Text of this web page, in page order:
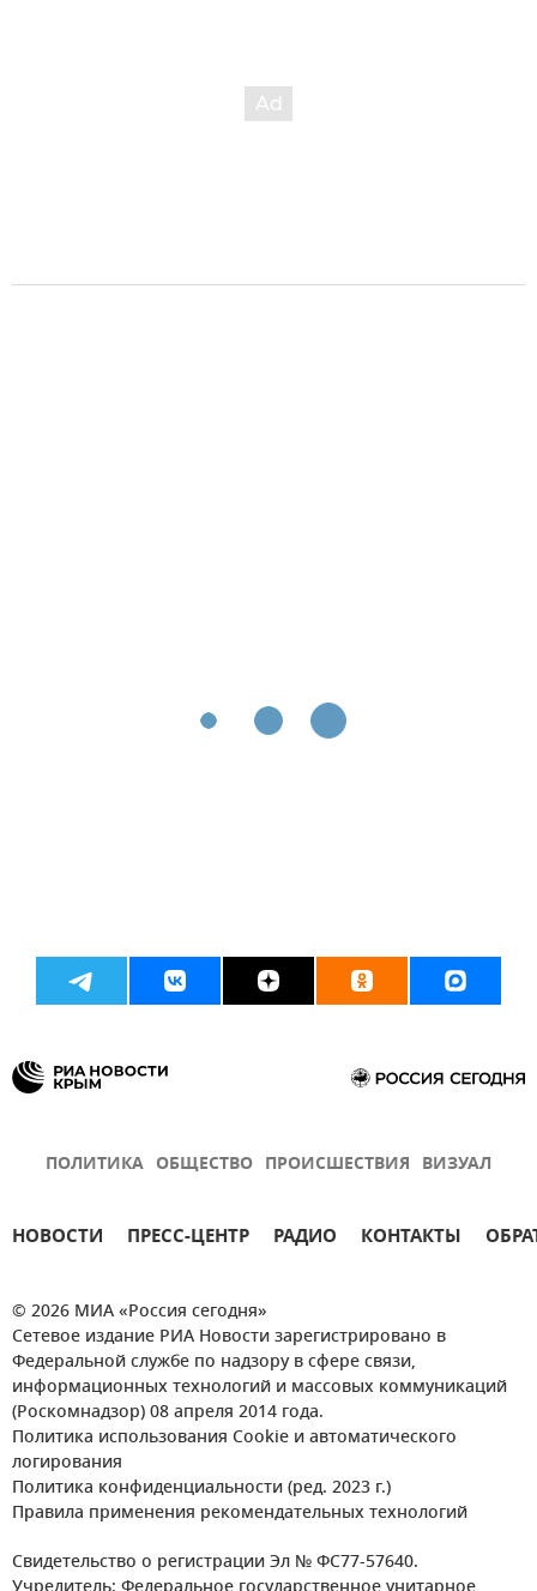
ПОЛИТИКА ОБЩЕСТВО ПРОИСШЕСТВИЯ ВИЗУАЛ
НОВОСТИ ПРЕСС-ЦЕНТР РАДИО КОНТАКТЫ
© 2026 МИА «Россия сегодня»
Сетевое издание РИА Новости зарегистрировано в
Федеральной службе по надзору в сфере связи,
информационных технологий и массовых коммуникаций
(Роскомнадзор) 08 апреля 2014 года.
Политика использования Cookie и автоматического
логирования
Политика конфиденциальности (ред. 2023 г.)
Правила применения рекомендательных технологий
Свидетельство о регистрации Эл № ФС77-57640.